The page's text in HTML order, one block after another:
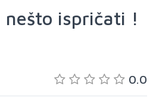
ispričati !
0.0